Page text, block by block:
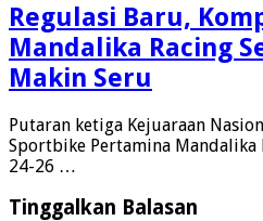
Regulasi Baru,
Mandalika Racing
Makin Seru
Putaran ketiga Kejuaraan
Sportbike Pertamina Mandalika
24-26 …
Tinggalkan Balasan